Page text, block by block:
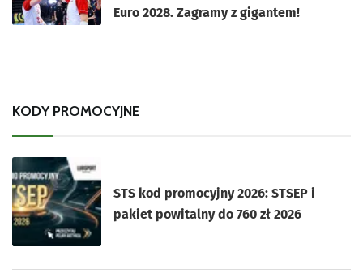
Euro 2028. Zagramy z gigantem!
KODY PROMOCYJNE
STS kod promocyjny 2026: STSEP i
pakiet powitalny do 760 zł 2026